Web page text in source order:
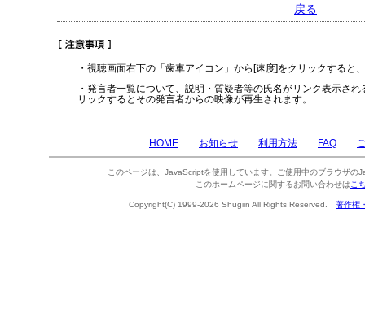
戻る
・視聴画面右下の「歯車アイコン」から[速度]をクリックすると
・発言者一覧について、説明・質疑者等の氏名がリンク表示さ
リックするとその発言者からの映像が再生されます。
HOME お知らせ 利用方法 FAQ
このページは、JavaScriptを使用しています。ご使用中のブラウザの
このホームページに関するお問い合わせは こ
Copyright(C) 1999-2026 Shugiin All Rights Reserved. 著作権